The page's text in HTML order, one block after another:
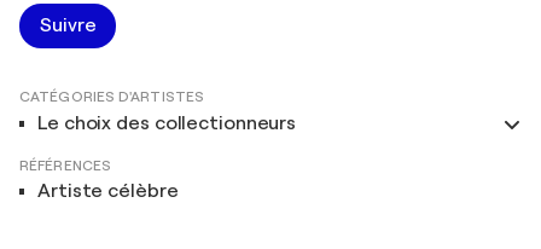
Suivre
CATÉGORIES D'ARTISTES
Le choix des collectionneurs
RÉFÉRENCES
Artiste célèbre